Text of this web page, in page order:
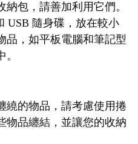
包，請善加利用它們。
USB 隨身碟，放在較小
品，如平板電腦和筆記型
繞的物品，請考慮使用捲
物品纏結，並讓您的收納